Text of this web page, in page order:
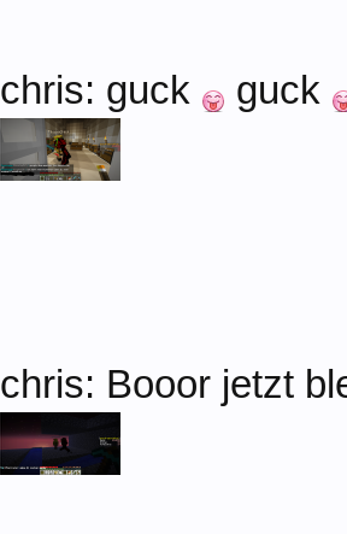
chris: guck guck
chris: Booor jetzt